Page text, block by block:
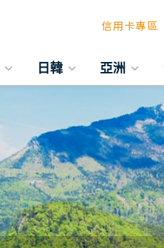
信用卡專區
日韓 亞洲